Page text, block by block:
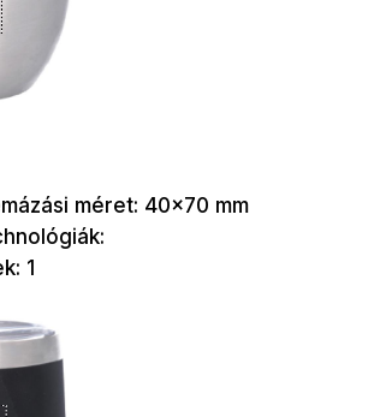
méret: 40×70 mm
1